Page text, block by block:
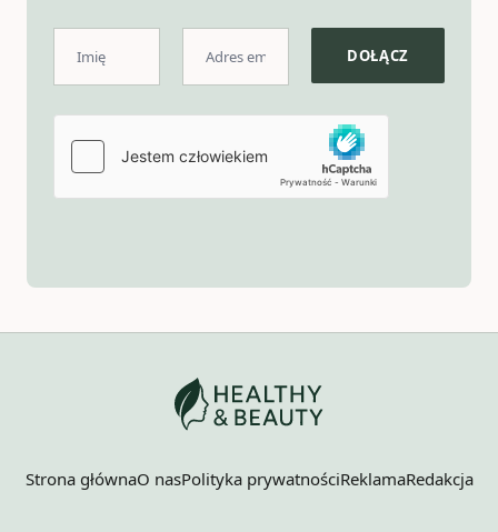
Strona głównaO nasPolityka prywatnościReklamaRedakcja